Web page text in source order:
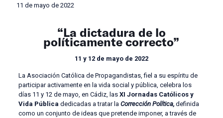
11 de mayo de 2022
“La dictadura de lo
políticamente correcto”
11 y 12 de mayo de 2022
La Asociación Católica de Propagandistas, fiel a su espíritu de
participar activamente en la vida social y pública, celebra los
días 11 y 12 de mayo, en Cádiz, las XI Jornadas Católicos y
Vida Pública dedicadas a tratar la Corrección Política,definida
como un conjunto de ideas que pretende imponer, a través de